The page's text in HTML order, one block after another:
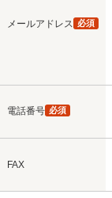
メールアドレス 必須
電話番号 必須
FAX